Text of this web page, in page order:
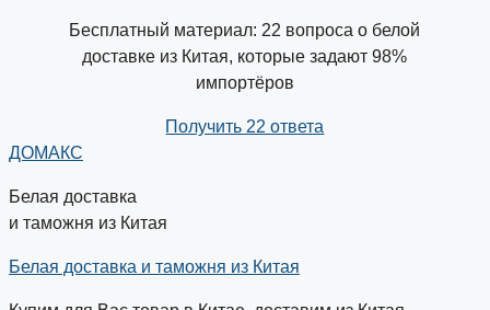
Бесплатный материал: 22 вопроса о белой
доставке из Китая, которые задают 98%
импортёров
Получить 22 ответа
ДОМАКС
Белая доставка
и таможня из Китая
Белая доставка и таможня из Китая